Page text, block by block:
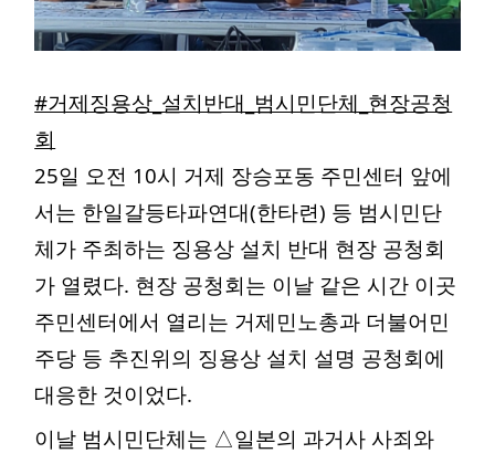
#거제징용상_설치반대_범시민단체_현장공청
회
25일 오전 10시 거제 장승포동 주민센터 앞에
서는 한일갈등타파연대(한타련) 등 범시민단
체가 주최하는 징용상 설치 반대 현장 공청회
가 열렸다. 현장 공청회는 이날 같은 시간 이곳
주민센터에서 열리는 거제민노총과 더불어민
주당 등 추진위의 징용상 설치 설명 공청회에
대응한 것이었다.
이날 범시민단체는 △일본의 과거사 사죄와